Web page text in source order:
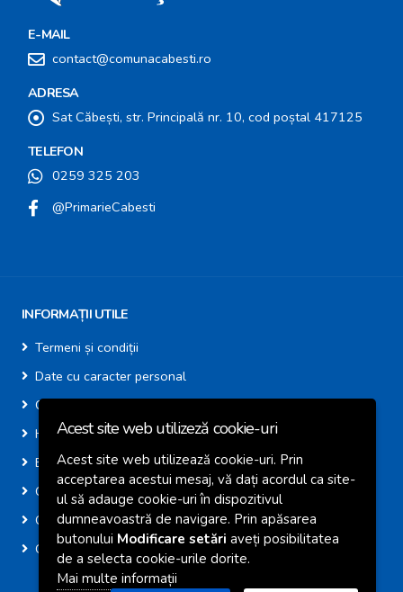
E-MAIL
contact@comunacabesti.ro
ADRESA
Sat Căbești, str. Principală nr. 10, cod poștal 417125
TELEFON
0259 325 203
@PrimarieCabesti
INFORMAȚII UTILE
Termeni și condiții
Date cu caracter personal
Cookie-uri
Harta site
E-Consultare
Calendar Colectare AVE
Centre de Colectare Deșeuri
GIS Căbești
Acest site web utilizeză cookie-uri
Acest site web utilizează cookie-uri. Prin
acceptarea acestui mesaj, vă dați acordul ca site-
ul să adauge cookie-uri în dispozitivul
dumneavoastră de navigare. Prin apăsarea
butonului Modificare setări aveți posibilitatea
de a selecta cookie-urile dorite.
Mai multe informații